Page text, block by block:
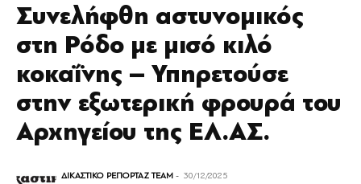
Συνελήφθη αστυνομικός
στη Ρόδο με μισό κιλό
κοκαΐνης – Υπηρετούσε
στην εξωτερική φρουρά του
Αρχηγείου της ΕΛ.ΑΣ.
ΔΙΚΑΣΤΙΚΟ ΡΕΠΟΡΤΑΖ TEAM - 30/12/2025